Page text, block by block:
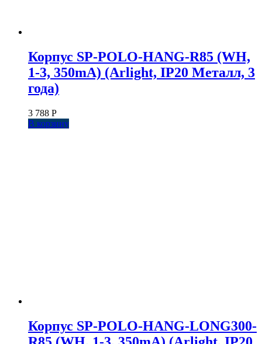
Корпус SP-POLO-HANG-R85 (WH,
1-3, 350mA) (Arlight, IP20 Металл, 3
года)
3 788 Р
В корзину
Корпус SP-POLO-HANG-LONG300-